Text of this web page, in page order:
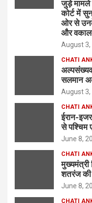
जुड़े मामले
कोर्ट में
ओर से
और
August 3,
CHATI
सलमान
August 3,
CHATI
ईरान-
से पश्चिम
June 8,
CHATI
मुख्यमंत्री
शतरंज की
June 8,
CHATI